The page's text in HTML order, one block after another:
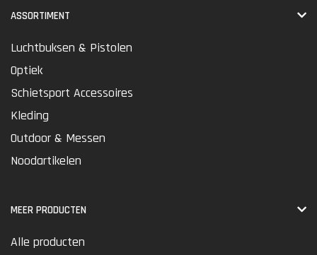
ASSORTIMENT
Luchtbuksen & Pistolen
Optiek
Schietsport Accessoires
Kleding
Outdoor & Messen
Noodartikelen
MEER PRODUCTEN
Alle producten